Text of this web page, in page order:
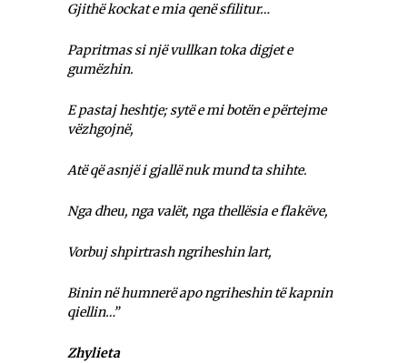
Gjithë kockat e mia qenë sfilitur…
Papritmas si një vullkan toka digjet e
gumëzhin.
E pastaj heshtje; sytë e mi botën e përtejme
vëzhgojnë,
Atë që asnjë i gjallë nuk mund ta shihte.
Nga dheu, nga valët, nga thellësia e flakëve,
Vorbuj shpirtrash ngriheshin lart,
Binin në humnerë apo ngriheshin të kapnin
qiellin…”
Zhylieta